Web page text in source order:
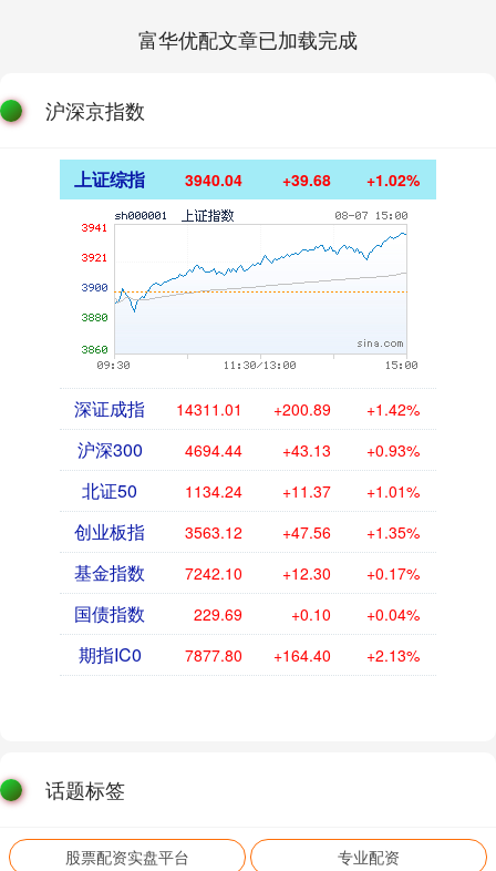
富华优配文章已加载完成
沪深京指数
上证综指 3940.04 +39.68 +1.02%
深证成指 14311.01 +200.89 +1.42%
沪深300 4694.44 +43.13 +0.93%
北证50 1134.24 +11.37 +1.01%
创业板指 3563.12 +47.56 +1.35%
基金指数 7242.10 +12.30 +0.17%
国债指数 229.69 +0.10 +0.04%
期指IC0 7877.80 +164.40 +2.13%
话题标签
股票配资实盘平台 专业配资